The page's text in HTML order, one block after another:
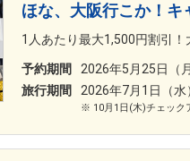
ほな、大阪行こか！キ
1人あたり最大1,500円割引
予約期間
2026年5月25日（
旅行期間
2026年7月1日（
10月1日(木)チェック